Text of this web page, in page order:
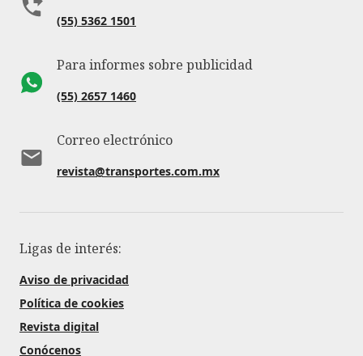
(55) 5362 1501
Para informes sobre publicidad
(55) 2657 1460
Correo electrónico
revista@transportes.com.mx
Ligas de interés:
Aviso de privacidad
Política de cookies
Revista digital
Conócenos